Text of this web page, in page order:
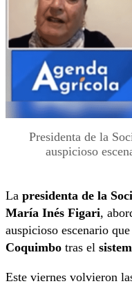
Presidenta de la
auspicioso
La presidenta de la
María Inés Figari,
auspicioso escenario
Coquimbo tras el
Este viernes volvieron